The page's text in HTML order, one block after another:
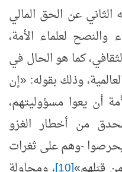
عن الحق المالي
والنصح لعلماء الأمة،
كما هو الحال في
وذلك بقوله: «إن
أن يعوا مسؤوليتهم،
من أخطار الغزو
يحرصوا -وهم على ثغرات